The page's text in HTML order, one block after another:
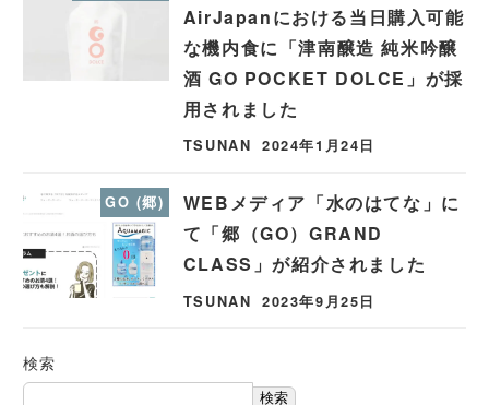
AirJapanにおける当日購入可能
な機内食に「津南醸造 純米吟醸
酒 GO POCKET DOLCE」が採
用されました
TSUNAN 2024年1月24日
GO (郷)
WEBメディア「水のはてな」に
て「郷（GO）GRAND
CLASS」が紹介されました
TSUNAN 2023年9月25日
検索
検索